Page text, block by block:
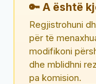
🔑 A është
Regjistrohuni
për të
modifikoni
dhe mblidhni
pa komision.